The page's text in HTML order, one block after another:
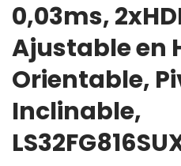
0,03ms,
Ajustable en
Orientable,
Inclinable,